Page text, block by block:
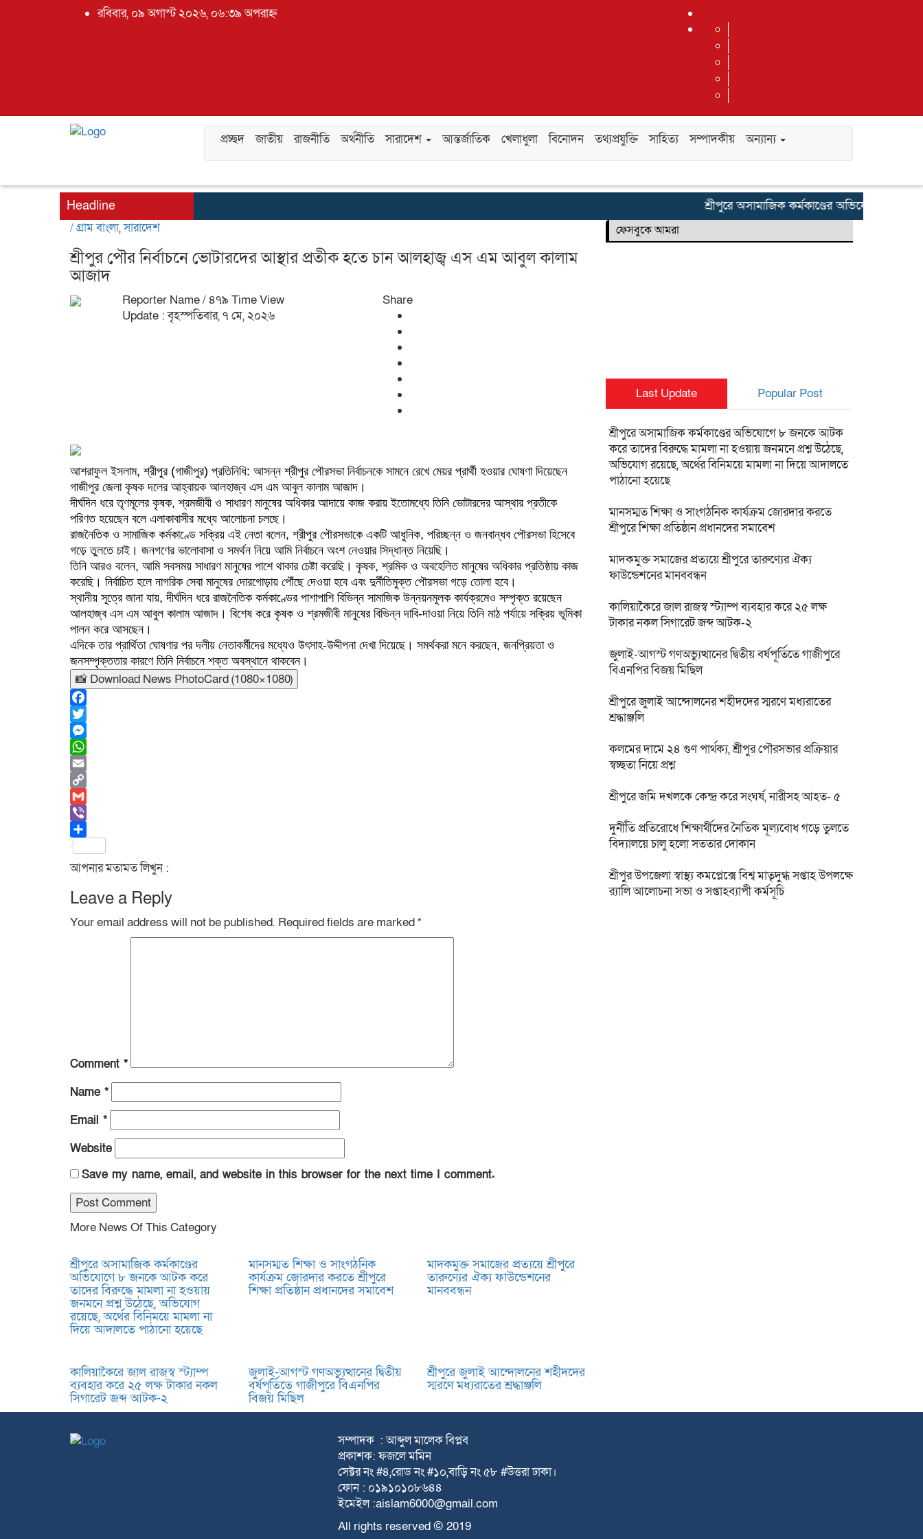
রবিবার, ০৯ অগাস্ট ২০২৬, ০৬:৩৯ অপরাহ্ন
প্রচ্ছদ জাতীয় রাজনীতি অর্থনীতি সারাদেশ আন্তর্জাতিক খেলাধুলা বিনোদন তথ্যপ্রযুক্তি সাহিত্য সম্পাদকীয় অন্যান্য
Headline
শ্রীপুরে অসামাজিক কর্মকাণ্ডের অভিযোগে ৮ জনকে
/গ্রাম বাংলা,সারাদেশ
শ্রীপুর পৌর নির্বাচনে ভোটারদের আস্থার প্রতীক হতে চান আলহাজ্ব এস এম আবুল কালাম
আজাদ
Reporter Name/ ৪৭৯ Time View
Update : বৃহস্পতিবার, ৭ মে, ২০২৬
Share
আশরাফুল ইসলাম, শ্রীপুর (গাজীপুর) প্রতিনিধি: আসন্ন শ্রীপুর পৌরসভা নির্বাচনকে সামনে রেখে মেয়র প্রার্থী হওয়ার ঘোষণা দিয়েছেন
গাজীপুর জেলা কৃষক দলের আহ্বায়ক আলহাজ্ব এস এম আবুল কালাম আজাদ।
দীর্ঘদিন ধরে তৃণমূলের কৃষক, শ্রমজীবী ও সাধারণ মানুষের অধিকার আদায়ে কাজ করায় ইতোমধ্যে তিনি ভোটারদের আস্থার প্রতীকে
পরিণত হয়েছেন বলে এলাকাবাসীর মধ্যে আলোচনা চলছে।
রাজনৈতিক ও সামাজিক কর্মকাণ্ডে সক্রিয় এই নেতা বলেন, শ্রীপুর পৌরসভাকে একটি আধুনিক, পরিচ্ছন্ন ও জনবান্ধব পৌরসভা হিসেবে
গড়ে তুলতে চাই। জনগণের ভালোবাসা ও সমর্থন নিয়ে আমি নির্বাচনে অংশ নেওয়ার সিদ্ধান্ত নিয়েছি।
তিনি আরও বলেন, আমি সবসময় সাধারণ মানুষের পাশে থাকার চেষ্টা করেছি। কৃষক, শ্রমিক ও অবহেলিত মানুষের অধিকার প্রতিষ্ঠায় কাজ
করেছি। নির্বাচিত হলে নাগরিক সেবা মানুষের দোরগোড়ায় পৌঁছে দেওয়া হবে এবং দুর্নীতিমুক্ত পৌরসভা গড়ে তোলা হবে।
স্থানীয় সূত্রে জানা যায়, দীর্ঘদিন ধরে রাজনৈতিক কর্মকাণ্ডের পাশাপাশি বিভিন্ন সামাজিক উন্নয়নমূলক কার্যক্রমেও সম্পৃক্ত রয়েছেন
আলহাজ্ব এস এম আবুল কালাম আজাদ। বিশেষ করে কৃষক ও শ্রমজীবী মানুষের বিভিন্ন দাবি-দাওয়া নিয়ে তিনি মাঠ পর্যায়ে সক্রিয় ভূমিকা
পালন করে আসছেন।
এদিকে তার প্রার্থিতা ঘোষণার পর দলীয় নেতাকর্মীদের মধ্যেও উৎসাহ-উদ্দীপনা দেখা দিয়েছে। সমর্থকরা মনে করছেন, জনপ্রিয়তা ও
জনসম্পৃক্ততার কারণে তিনি নির্বাচনে শক্ত অবস্থানে থাকবেন।
📸 Download News PhotoCard (1080×1080)
Facebook
Twitter
Messenger
WhatsApp
Email
Copy
Link
Gmail
Viber
আপনার মতামত লিখুন :
Leave a Reply
Your email address will not be published. Required fields are marked*
Comment *
Name *
Email *
Website
Save my name, email, and website in this browser for the next time I comment.
More News Of This Category
শ্রীপুরে অসামাজিক কর্মকাণ্ডের
অভিযোগে ৮ জনকে আটক করে
তাদের বিরুদ্ধে মামলা না হওয়ায়
জনমনে প্রশ্ন উঠেছে, অভিযোগ
রয়েছে, অর্থের বিনিময়ে মামলা না
দিয়ে আদালতে পাঠানো হয়েছে
মানসম্মত শিক্ষা ও সাংগঠনিক
কার্যক্রম জোরদার করতে শ্রীপুরে
শিক্ষা প্রতিষ্ঠান প্রধানদের সমাবেশ
মাদকমুক্ত সমাজের প্রত্যয়ে শ্রীপুরে
তারুণ্যের ঐক্য ফাউন্ডেশনের
মানববন্ধন
কালিয়াকৈরে জাল রাজস্ব স্ট্যাম্প
ব্যবহার করে ২৫ লক্ষ টাকার নকল
সিগারেট জব্দ আটক-২
জুলাই-আগস্ট গণঅভ্যুত্থানের দ্বিতীয়
বর্ষপূর্তিতে গাজীপুরে বিএনপির
বিজয় মিছিল
শ্রীপুরে জুলাই আন্দোলনের শহীদদের
স্মরণে মধ্যরাতের শ্রদ্ধাঞ্জলি
ফেসবুকে আমরা
Last Update Popular Post
শ্রীপুরে অসামাজিক কর্মকাণ্ডের অভিযোগে ৮ জনকে আটক
করে তাদের বিরুদ্ধে মামলা না হওয়ায় জনমনে প্রশ্ন উঠেছে,
অভিযোগ রয়েছে, অর্থের বিনিময়ে মামলা না দিয়ে আদালতে
পাঠানো হয়েছে
মানসম্মত শিক্ষা ও সাংগঠনিক কার্যক্রম জোরদার করতে
শ্রীপুরে শিক্ষা প্রতিষ্ঠান প্রধানদের সমাবেশ
মাদকমুক্ত সমাজের প্রত্যয়ে শ্রীপুরে তারুণ্যের ঐক্য
ফাউন্ডেশনের মানববন্ধন
কালিয়াকৈরে জাল রাজস্ব স্ট্যাম্প ব্যবহার করে ২৫ লক্ষ
টাকার নকল সিগারেট জব্দ আটক-২
জুলাই-আগস্ট গণঅভ্যুত্থানের দ্বিতীয় বর্ষপূর্তিতে গাজীপুরে
বিএনপির বিজয় মিছিল
শ্রীপুরে জুলাই আন্দোলনের শহীদদের স্মরণে মধ্যরাতের
শ্রদ্ধাঞ্জলি
কলমের দামে ২৪ গুণ পার্থক্য, শ্রীপুর পৌরসভার প্রক্রিয়ার
স্বচ্ছতা নিয়ে প্রশ্ন
শ্রীপুরে জমি দখলকে কেন্দ্র করে সংঘর্ষ, নারীসহ আহত- ৫
দুর্নীতি প্রতিরোধে শিক্ষার্থীদের নৈতিক মূল্যবোধ গড়ে তুলতে
বিদ্যালয়ে চালু হলো সততার দোকান
শ্রীপুর উপজেলা স্বাস্থ্য কমপ্লেক্সে বিশ্ব মাতৃদুগ্ধ সপ্তাহ উপলক্ষে
র‍্যালি আলোচনা সভা ও সপ্তাহব্যাপী কর্মসূচি
সম্পাদক : আব্দুল মালেক বিপ্লব
প্রকাশক: ফজলে মমিন
সেক্টর নং #৪,রোড নং #১০,বাড়ি নং ৫৮ #উত্তরা ঢাকা।
ফোন : ০১৯১০১০৮৬৪৪
ইমেইল :aislam6000@gmail.com
All rights reserved © 2019